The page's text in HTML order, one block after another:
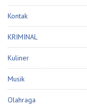
Kontak
KRIMINAL
Kuliner
Musik
Olahraga